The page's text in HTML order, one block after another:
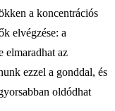
a koncentrációs
elvégzése: a
elmaradhat az
ezzel a gonddal, és
oldódhat